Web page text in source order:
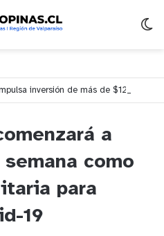
a
como
para
19